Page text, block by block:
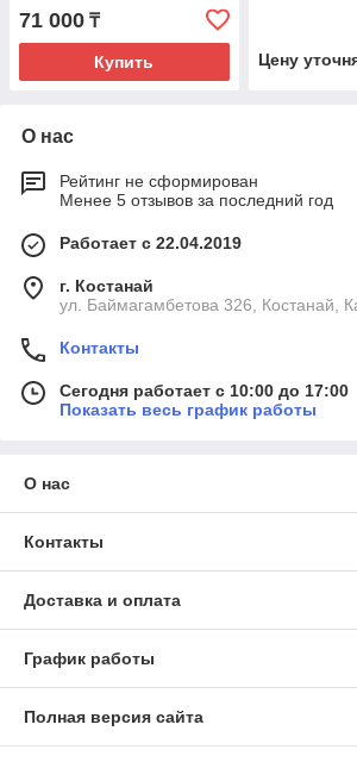
71 000 ₸
Купить Цену
О нас
Рейтинг не сформирован
Менее 5 отзывов за последний год
Работает с 22.04.2019
г. Костанай
ул. Баймагамбетова 326, Костанай,
Контакты
Сегодня работает с 10:00 до 17:00
Показать весь график работы
О нас
Контакты
Доставка и оплата
График работы
Полная версия сайта